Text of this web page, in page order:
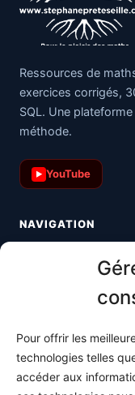
Pour offrir les
technologies telles
accéder aux
Ressources de
exercices corrigés,
SQL. Une
méthode.
▶ YouTube
NAVIGATION
Toutes les maths
S'abonner
À propos